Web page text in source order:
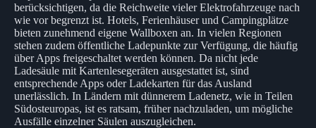
berücksichtigen, da die Reichweite vieler Elektrofahrzeuge nach
wie vor begrenzt ist. Hotels, Ferienhäuser und Campingplätze
bieten zunehmend eigene Wallboxen an. In vielen Regionen
stehen zudem öffentliche Ladepunkte zur Verfügung, die häufig
über Apps freigeschaltet werden können. Da nicht jede
Ladesäule mit Kartenlesegeräten ausgestattet ist, sind
entsprechende Apps oder Ladekarten für das Ausland
unerlässlich. In Ländern mit dünnerem Ladenetz, wie in Teilen
Südosteuropas, ist es ratsam, früher nachzuladen, um mögliche
Ausfälle einzelner Säulen auszugleichen.